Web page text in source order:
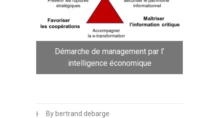
Démarche de management par l’
intelligence économique
By bertrand debarge